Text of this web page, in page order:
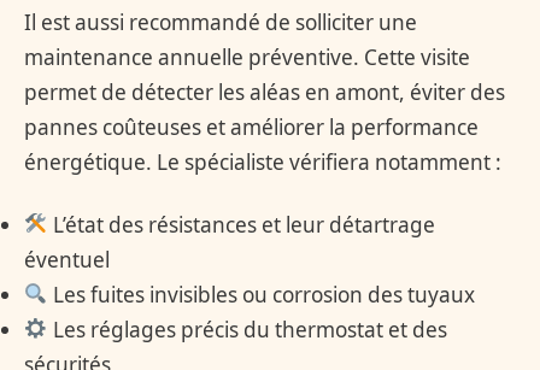
Il est aussi recommandé de solliciter une
maintenance annuelle préventive. Cette visite
permet de détecter les aléas en amont, éviter des
pannes coûteuses et améliorer la performance
énergétique. Le spécialiste vérifiera notamment :
L’état des résistances et leur détartrage
éventuel
Les fuites invisibles ou corrosion des tuyaux
Les réglages précis du thermostat et des
sécurités